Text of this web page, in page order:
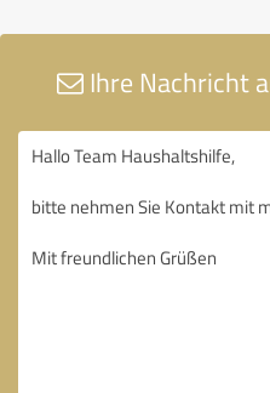
Ihre Nachricht